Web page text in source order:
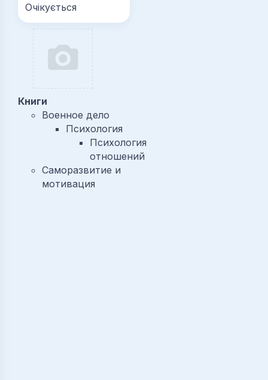
залякування, обов'язки
та провину, щоб
маніпулювати вами
Очікується
Книги
Военное дело
Психология
Психология
отношений
Саморазвитие и
мотивация